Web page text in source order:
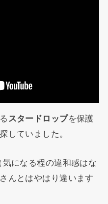
スタードロップを保護
していました。
になる程の違和感はな
んとはやはり違います